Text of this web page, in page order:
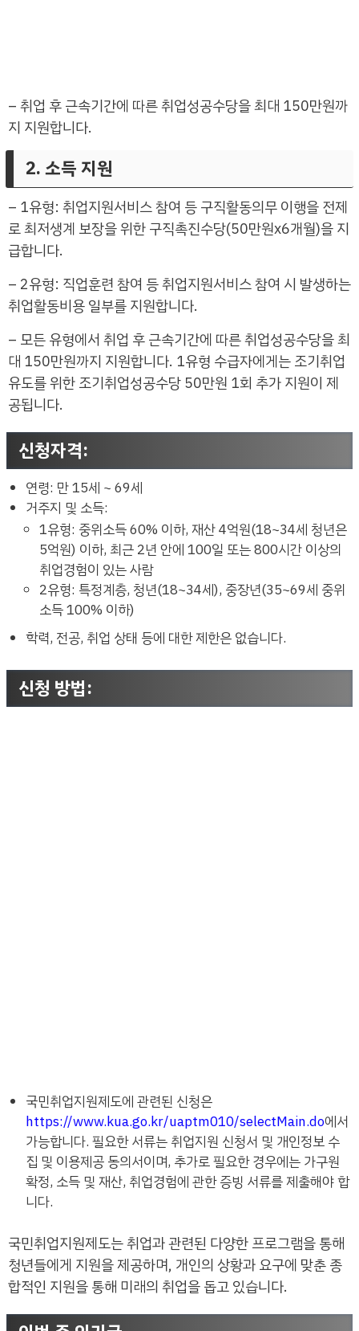
– 취업 후 근속기간에 따른 취업성공수당을 최대 150만원까
지 지원합니다.
2. 소득 지원
– 1유형: 취업지원서비스 참여 등 구직활동의무 이행을 전제
로 최저생계 보장을 위한 구직촉진수당(50만원x6개월)을 지
급합니다.
– 2유형: 직업훈련 참여 등 취업지원서비스 참여 시 발생하는
취업활동비용 일부를 지원합니다.
– 모든 유형에서 취업 후 근속기간에 따른 취업성공수당을 최
대 150만원까지 지원합니다. 1유형 수급자에게는 조기취업
유도를 위한 조기취업성공수당 50만원 1회 추가 지원이 제
공됩니다.
신청자격:
연령: 만 15세 ~ 69세
거주지 및 소득:
1유형: 중위소득 60% 이하, 재산 4억원(18~34세 청년은
5억원) 이하, 최근 2년 안에 100일 또는 800시간 이상의
취업경험이 있는 사람
2유형: 특정계층, 청년(18~34세), 중장년(35~69세 중위
소득 100% 이하)
학력, 전공, 취업 상태 등에 대한 제한은 없습니다.
신청 방법:
국민취업지원제도에 관련된 신청은
https://www.kua.go.kr/uaptm010/selectMain.do에서
가능합니다. 필요한 서류는 취업지원 신청서 및 개인정보 수
집 및 이용제공 동의서이며, 추가로 필요한 경우에는 가구원
확정, 소득 및 재산, 취업경험에 관한 증빙 서류를 제출해야 합
니다.
국민취업지원제도는 취업과 관련된 다양한 프로그램을 통해
청년들에게 지원을 제공하며, 개인의 상황과 요구에 맞춘 종
합적인 지원을 통해 미래의 취업을 돕고 있습니다.